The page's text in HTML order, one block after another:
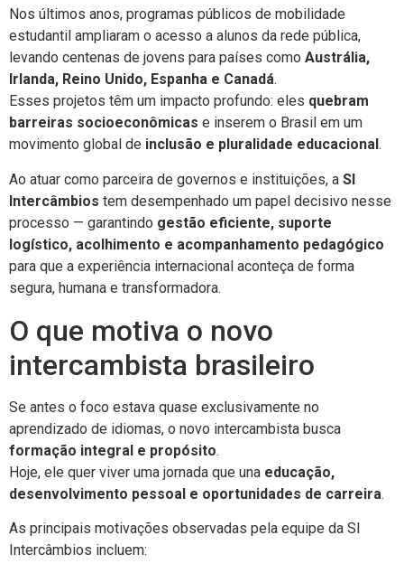
Nos últimos anos, programas públicos de mobilidade
estudantil ampliaram o acesso a alunos da rede pública,
levando centenas de jovens para países como Austrália,
Irlanda, Reino Unido, Espanha e Canadá.
Esses projetos têm um impacto profundo: eles quebram
barreiras socioeconômicas e inserem o Brasil em um
movimento global de inclusão e pluralidade educacional .
Ao atuar como parceira de governos e instituições, a SI
Intercâmbios tem desempenhado um papel decisivo nesse
processo — garantindo gestão eficiente, suporte
logístico, acolhimento e acompanhamento pedagógico
para que a experiência internacional aconteça de forma
segura, humana e transformadora.
O que motiva o novo
intercambista brasileiro
Se antes o foco estava quase exclusivamente no
aprendizado de idiomas, o novo intercambista busca
formação integral e propósito.
Hoje, ele quer viver uma jornada que una educação,
desenvolvimento pessoal e oportunidades de carreira.
As principais motivações observadas pela equipe da SI
Intercâmbios incluem: